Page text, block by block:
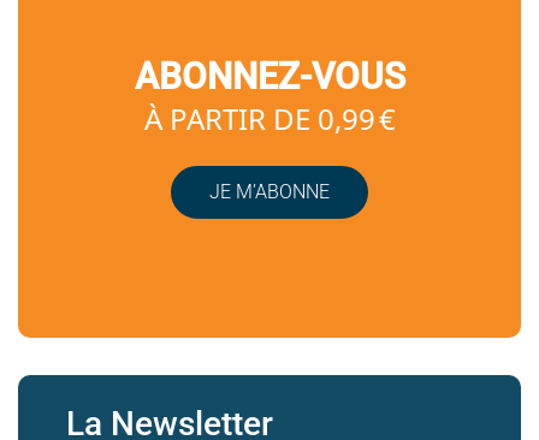
ABONNEZ-VOUS
À PARTIR DE 0,99 €
JE M’ABONNE
La Newsletter